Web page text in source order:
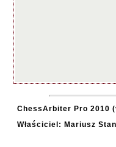
ChessArbiter Pro 2010
Właściciel: Mariusz